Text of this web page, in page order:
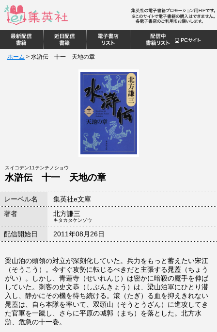
ホーム > 水滸伝 十一 天地の章
スイコデン11テンチノショウ
水滸伝 十一 天地の章
レーベル名
集英社e文庫
著者
北方謙三
キタカタケンゾウ
配信開始日 2011年08月26日
梁山泊の頭領の対立が深刻化していた。兵力をもっと蓄えたい宋江
（そうこう）。今すぐ攻勢に転じるべきだと主張する晁蓋（ちょう
がい）。しかし、青蓮寺（せいれんじ）は密かに暗殺の魔手を伸ば
していた。刺客の史文恭（しぶんきょう）は、梁山泊軍にひとり潜
入し、静かにその機を待ち続ける。滾（たぎ）る血を抑えきれない
晁蓋は、自ら本隊を率いて、双頭山（そうとうざん）に進攻してき
た官軍を一蹴し、さらに平原の城郭（まち）を落とした。北方水
滸、危急の十一巻。